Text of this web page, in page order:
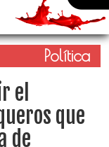
Política
el
que
de